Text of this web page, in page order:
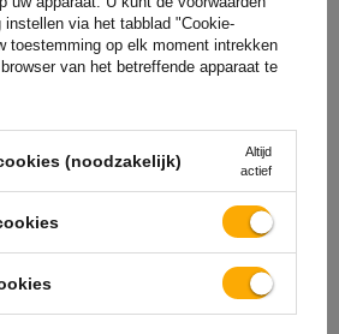
(1)
achter
5/5
via het tabblad "Cookie-
toestemming op elk moment intrekken
van het betreffende apparaat te
(noodzakelijk)
Altijd
actief